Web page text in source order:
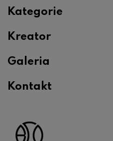
Kategorie
Kreator
Galeria
Kontakt